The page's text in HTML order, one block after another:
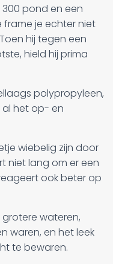
pond en een
frame je echter niet
hij tegen een
hield hij prima
polypropyleen,
het op- en
wiebelig zijn door
niet lang om er een
ook beter op
wateren,
waren, en het leek
te bewaren.